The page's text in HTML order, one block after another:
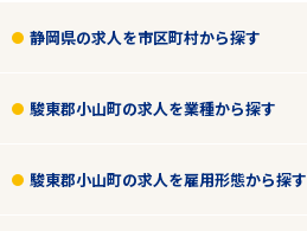
静岡県の求人を市区町村から探す
駿東郡小山町の求人を業種から探す
駿東郡小山町の求人を雇用形態から探す